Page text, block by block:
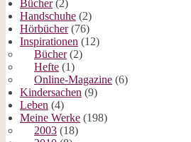
Bücher(2)
Handschuhe (2)
Hörbücher(76)
Inspirationen (12)
Bücher(2)
Hefte (1)
Online-Magazine (6)
Kindersachen (9)
Leben (4)
Meine Werke (198)
2003 (18)